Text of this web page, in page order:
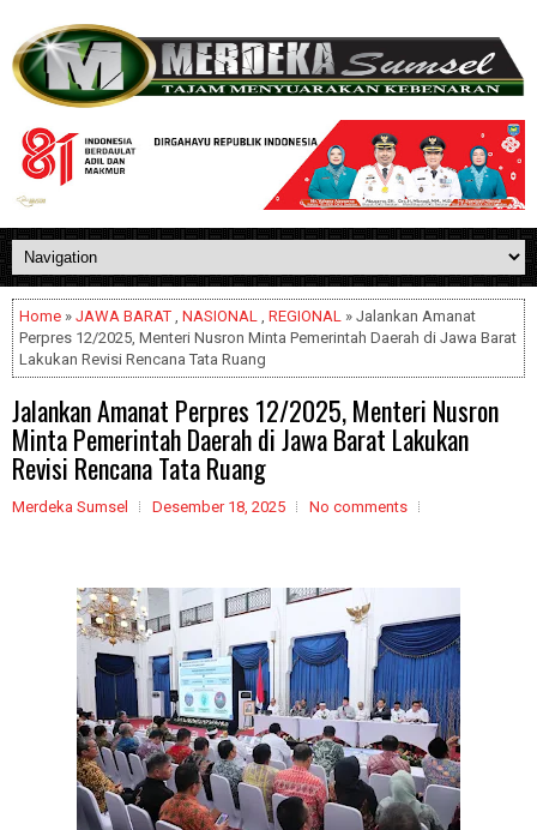
Home » JAWA BARAT , NASIONAL , REGIONAL » Jalankan Amanat
Perpres 12/2025, Menteri Nusron Minta Pemerintah Daerah di Jawa Barat
Lakukan Revisi Rencana Tata Ruang
Jalankan Amanat Perpres 12/2025, Menteri Nusron
Minta Pemerintah Daerah di Jawa Barat Lakukan
Revisi Rencana Tata Ruang
Merdeka Sumsel Desember 18, 2025 No comments